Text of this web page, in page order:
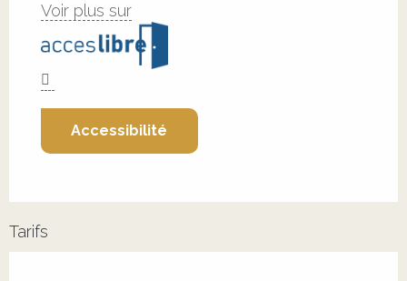
Voir plus sur
Accessibilité
Tarifs